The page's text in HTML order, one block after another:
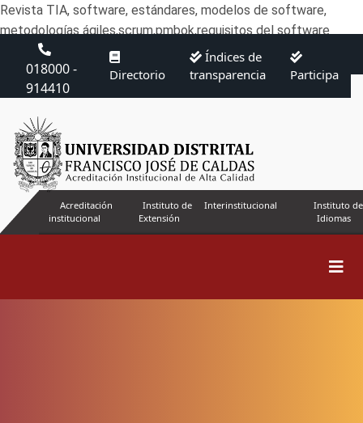
Revista TIA, software, estándares, modelos de software,
metodologías ágiles,scrum,pmbok,requisitos del software
018000 -
914410
Directorio
Índices de
transparencia
Participa
Acreditación
institucional
Instituto de
Extensión
Interinstitucional
Instituto de
Idiomas